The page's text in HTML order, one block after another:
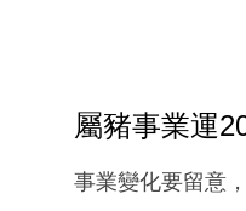
屬豬事業運
事業變化要留意